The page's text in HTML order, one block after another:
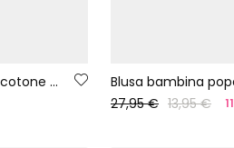
Maglietta da bambina in cotone bianca
Blusa bambina
27,95 € 13,95 €